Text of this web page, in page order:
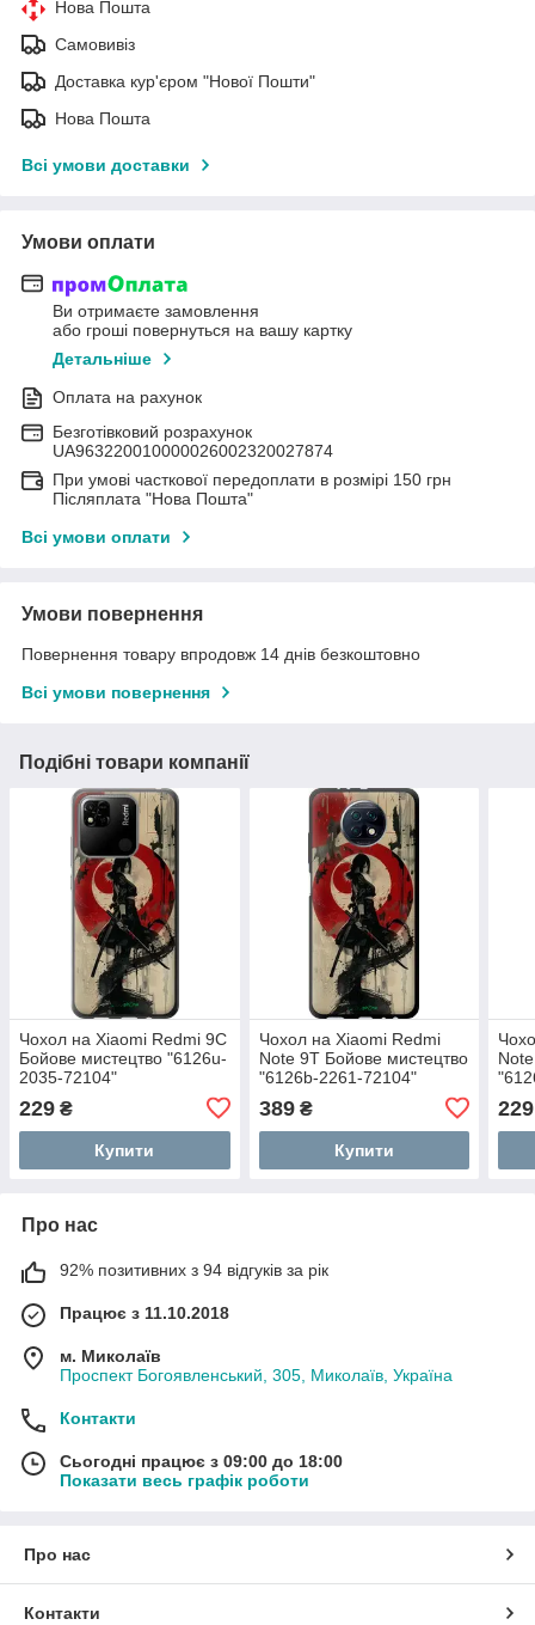
Нова Пошта
Самовивіз
Доставка кур'єром "Нової Пошти"
Нова Пошта
Всі умови доставки
Умови оплати
Ви отримаєте замовлення
або гроші повернуться на вашу картку
Детальніше
Оплата на рахунок
Безготівковий розрахунок
UA963220010000026002320027874
При умові часткової передоплати в розмірі 150 грн
Післяплата "Нова Пошта"
Всі умови оплати
Умови повернення
Повернення товару впродовж 14 днів безкоштовно
Всі умови повернення
Подібні товари компанії
Чохол на Xiaomi Redmi 9C
Бойове мистецтво "6126u-
2035-72104"
229 ₴
Купити
Чохол на Xiaomi Redmi
Note 9T Бойове мистецтво
"6126b-2261-72104"
389₴
Купити
229
Про нас
92% позитивних з 94 відгуків за рік
Працює з 11.10.2018
м. Миколаїв
Проспект Богоявленський, 305, Миколаїв, Україна
Контакти
Сьогодні працює з 09:00 до 18:00
Показати весь графік роботи
Про нас
Контакти